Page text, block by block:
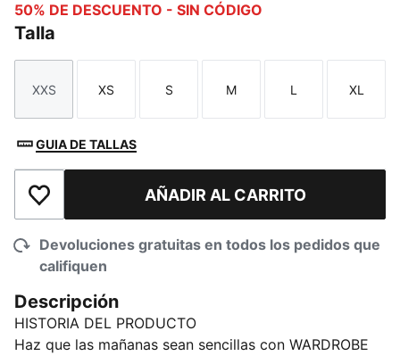
50% DE DESCUENTO - SIN CÓDIGO
Talla
Talla
XXS
Talla
XS
Talla
S
Talla
M
Talla
L
Talla
XL
GUIA DE TALLAS
Añadir a la lista de deseosAÑADIR AL CARRITO
Devoluciones gratuitas en todos los pedidos que
califiquen
Descripción
HISTORIA DEL PRODUCTO
Haz que las mañanas sean sencillas con WARDROBE